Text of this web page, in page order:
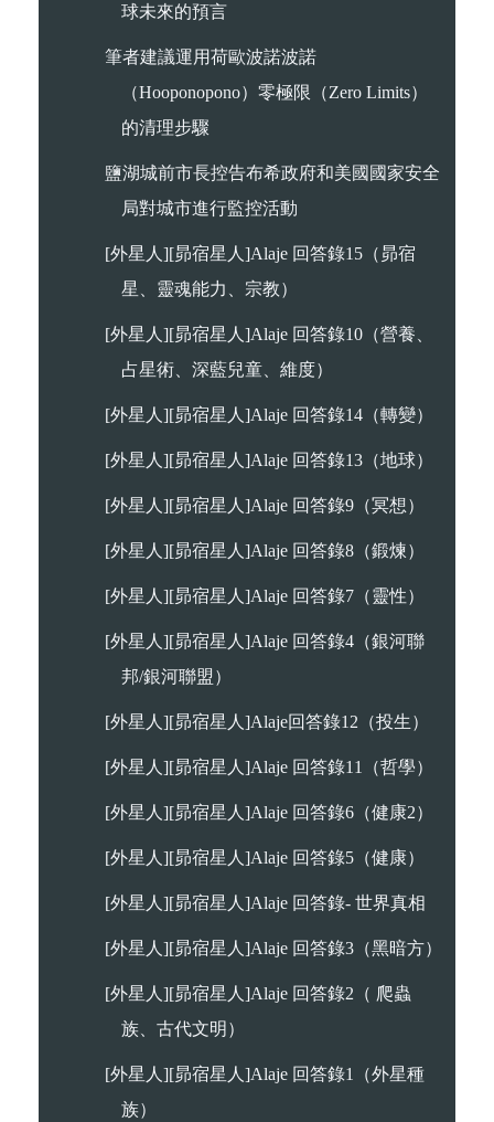
球未來的預言
筆者建議運用荷歐波諾波諾
（Hooponopono）零極限（Zero Limits）
的清理步驟
鹽湖城前市長控告布希政府和美國國家安全
局對城市進行監控活動
[外星人][昴宿星人]Alaje 回答錄15（昴宿
星、靈魂能力、宗教）
[外星人][昴宿星人]Alaje 回答錄10（營養、
占星術、深藍兒童、維度）
[外星人][昴宿星人]Alaje 回答錄14（轉變）
[外星人][昴宿星人]Alaje 回答錄13（地球）
[外星人][昴宿星人]Alaje 回答錄9（冥想）
[外星人][昴宿星人]Alaje 回答錄8（鍛煉）
[外星人][昴宿星人]Alaje 回答錄7（靈性）
[外星人][昴宿星人]Alaje 回答錄4（銀河聯
邦/銀河聯盟）
[外星人][昴宿星人]Alaje回答錄12（投生）
[外星人][昴宿星人]Alaje 回答錄11（哲學）
[外星人][昴宿星人]Alaje 回答錄6（健康2）
[外星人][昴宿星人]Alaje 回答錄5（健康）
[外星人][昴宿星人]Alaje 回答錄- 世界真相
[外星人][昴宿星人]Alaje 回答錄3（黑暗方）
[外星人][昴宿星人]Alaje 回答錄2（ 爬蟲
族、古代文明）
[外星人][昴宿星人]Alaje 回答錄1（外星種
族）